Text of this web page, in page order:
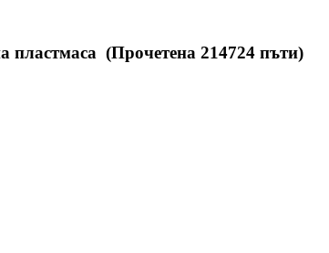
пластмаса (Прочетена 214724 пъти)